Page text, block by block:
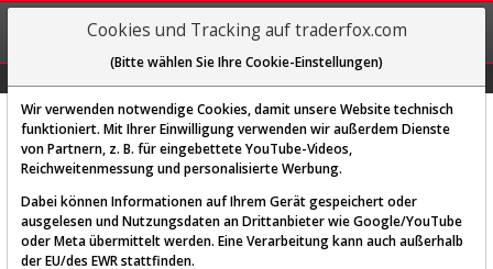
REGIS-
TRIEREN
Diese Funktion ist nur für
Cookies und Tracking auf traderfox.com
(Bitte wählen Sie Ihre Cookie-Einstellungen)
Wir verwenden notwendige Cookies, damit unsere Website technisch
funktioniert. Mit Ihrer Einwilligung verwenden wir außerdem Dienste
von Partnern, z. B. für eingebettete YouTube-Videos,
Reichweitenmessung und personalisierte Werbung.
Dabei können Informationen auf Ihrem Gerät gespeichert oder
ausgelesen und Nutzungsdaten an Drittanbieter wie Google/YouTube
oder Meta übermittelt werden. Eine Verarbeitung kann auch außerhalb
der EU/des EWR stattfinden.